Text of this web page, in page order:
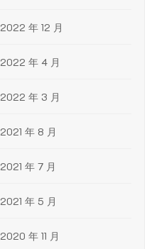
2022 年 12 月
2022 年 4 月
2022 年 3 月
2021 年 8 月
2021 年 7 月
2021 年 5 月
2020 年 11 月